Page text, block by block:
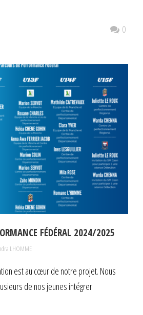
0
FÉDÉRAL 2024/2025
LHOMME
est au cœur de notre projet. Nous
de nos jeunes intégrer